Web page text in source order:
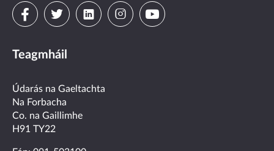
Visit
on
facebook
Visit
on
twitter
Visit
linkedin
VisitVisit
Teagmháil
Údarás na Gaeltachta
Na Forbacha
Co. na Gaillimhe
H91 TY22